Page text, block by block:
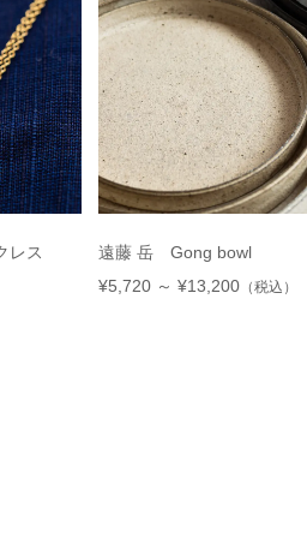
レス
遠藤 岳 Gong bowl
¥5,720 ～ ¥13,200（税込）